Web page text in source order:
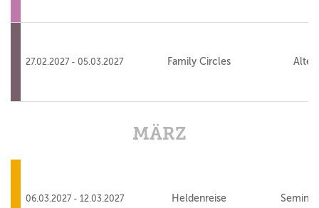
27.02.2027 - 05.03.2027 Family Circles Alte
MÄRZ
06.03.2027 - 12.03.2027 Heldenreise